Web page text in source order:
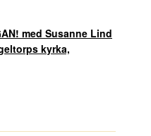
med Susanne Lind
kyrka,